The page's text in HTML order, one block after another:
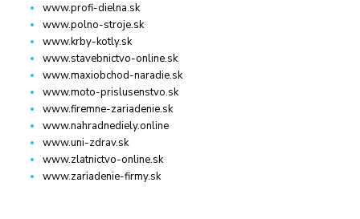
www.profi-dielna.sk
www.polno-stroje.sk
www.krby-kotly.sk
www.stavebnictvo-online.sk
www.maxiobchod-naradie.sk
www.moto-prislusenstvo.sk
www.firemne-zariadenie.sk
www.nahradnediely.online
www.uni-zdrav.sk
www.zlatnictvo-online.sk
www.zariadenie-firmy.sk